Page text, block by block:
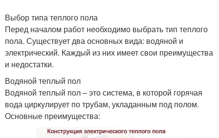
Выбор типа теплого пола
Перед началом работ необходимо выбрать тип теплого
пола. Существует два основных вида: водяной и
электрический. Каждый из них имеет свои преимущества
и недостатки.
Водяной теплый пол
Водяной теплый пол – это система, в которой горячая
вода циркулирует по трубам, укладанным под полом.
Основные преимущества: